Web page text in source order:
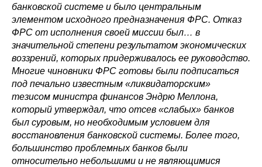
банковской системе и было центральным
элементом исходного предназначения ФРС. Отказ
ФРС от исполнения своей миссии был… в
значительной степени результатом экономических
воззрений, которых придерживалось ее руководство.
Многие чиновники ФРС готовы были подписаться
под печально известным «ликвидаторским»
тезисом министра финансов Эндрю Меллона,
который утверждал, что отсев «слабых» банков
был суровым, но необходимым условием для
восстановления банковской системы. Более того,
большинство проблемных банков были
относительно небольшими и не являющимися